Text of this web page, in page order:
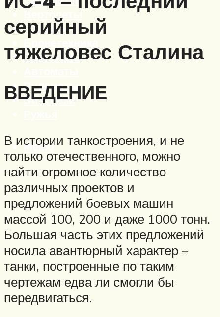
Корабли
Бронетехника
Пистолеты
Пулеметы
Винтовки
Меню
серийный
тяжеловес Сталина
ВВЕДЕНИЕ
В истории танкостроения, и не
только отечественного, можно
найти огромное количество
различных проектов и
предложений боевых машин
массой 100, 200 и даже 1000 тонн.
Большая часть этих предложений
носила авантюрный характер –
танки, построенные по таким
чертежам едва ли смогли бы
передвигаться.